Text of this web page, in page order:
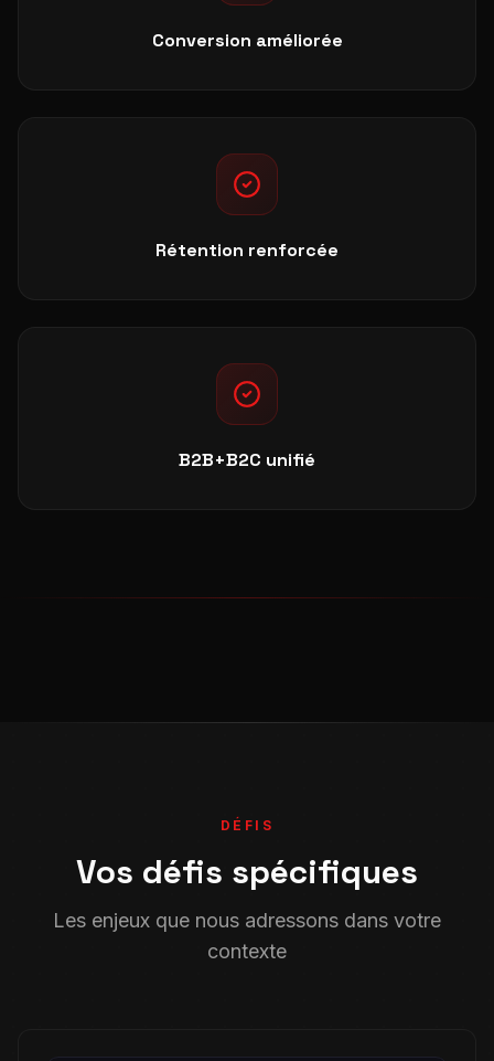
Conversion améliorée
Rétention renforcée
B2B+B2C unifié
DÉFIS
Vos défis spécifiques
Les enjeux que nous adressons dans votre
contexte